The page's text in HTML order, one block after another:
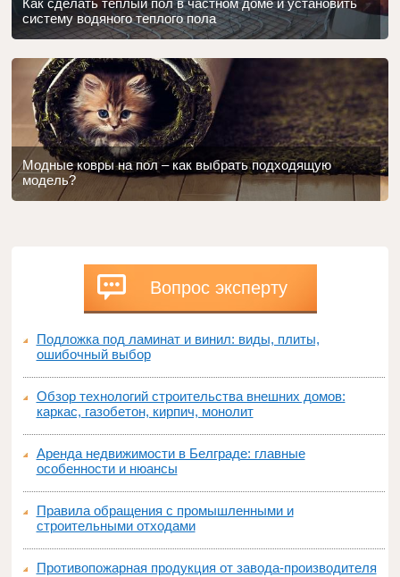
Как сделать теплый пол в частном доме и установить
систему водяного теплого пола
Модные ковры на пол – как выбрать подходящую
модель?
Вопрос эксперту
Подложка под ламинат и винил: виды, плиты,
ошибочный выбор
Обзор технологий строительства внешних домов:
каркас, газобетон, кирпич, монолит
Аренда недвижимости в Белграде: главные
особенности и нюансы
Правила обращения с промышленными и
строительными отходами
Противопожарная продукция от завода-производителя